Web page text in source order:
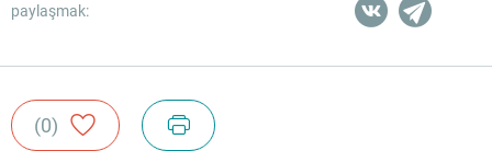
paylaşmak:
(0)